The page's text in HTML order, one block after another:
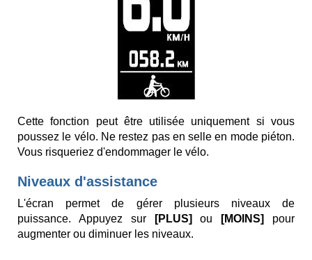
Cette fonction peut être utilisée uniquement si vous
poussez le vélo. Ne restez pas en selle en mode piéton.
Vous risqueriez d'endommager le vélo.
Niveaux d'assistance
L'écran permet de gérer plusieurs niveaux de
puissance. Appuyez sur
[PLUS] ou [MOINS]
pour
augmenter ou diminuer les niveaux.